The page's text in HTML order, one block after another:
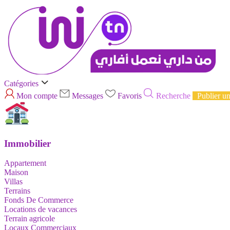
Catégories
Mon compte
Messages Favoris Recherche Publier
Immobilier
Appartement
Maison
Villas
Terrains
Fonds De Commerce
Locations de vacances
Terrain agricole
Locaux Commerciaux